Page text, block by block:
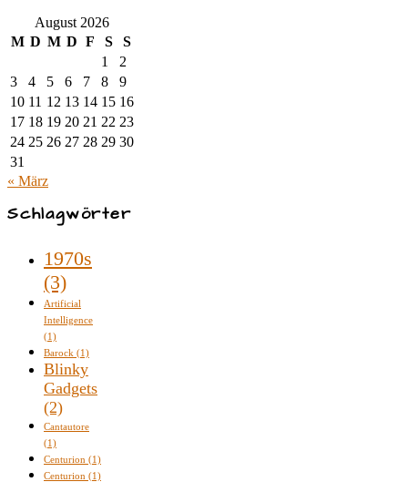
August 2026
M D M D F S
S
1
2
3
4 5 6 7 8
9
10 11 12 13 14 15 16
17 18 19 20 21 22 23
24 25 26 27 28 29 30
31
« März
Schlagwörter
1970s
(3)
Artificial
Intelligence
(1)
Barock (1)
Blinky
Gadgets
(2)
Cantautore
(1)
Centurion (1)
Centurion (1)